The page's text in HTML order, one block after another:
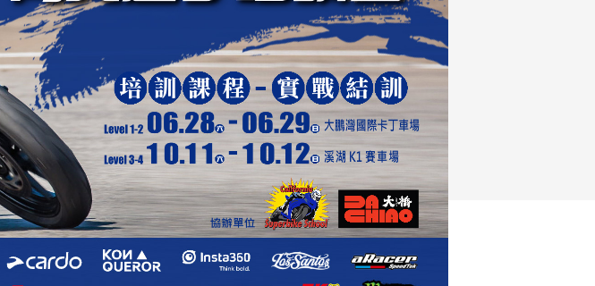
150
FZ-X
150